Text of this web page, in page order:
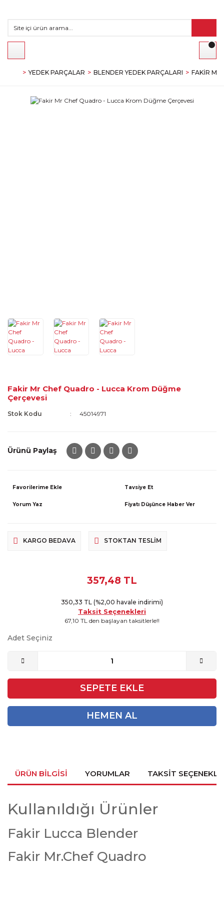
YEDEK PARÇALAR BLENDER YEDEK PARÇALARI FAKIR MR
Fakir Mr Chef Quadro - Lucca Krom Düğme
Çerçevesi
Stok Kodu 45014971
Ürünü Paylaş
Tavsiye Et
Yorum Yaz Fiyatı Düşünce Haber Ver
KARGO BEDAVA STOKTAN TESLIM
357,48 TL
350,33 TL (%2,00 havale indirimi)
Taksit Seçenekleri
67,10 TL den başlayan taksitlerle!!
Adet Seçiniz
SEPETE EKLE
HEMEN AL
ÜRÜN BILGISI YORUMLAR TAKSIT
Kullanıldığı Ürünler
Fakir Lucca Blender
Fakir Mr.Chef Quadro